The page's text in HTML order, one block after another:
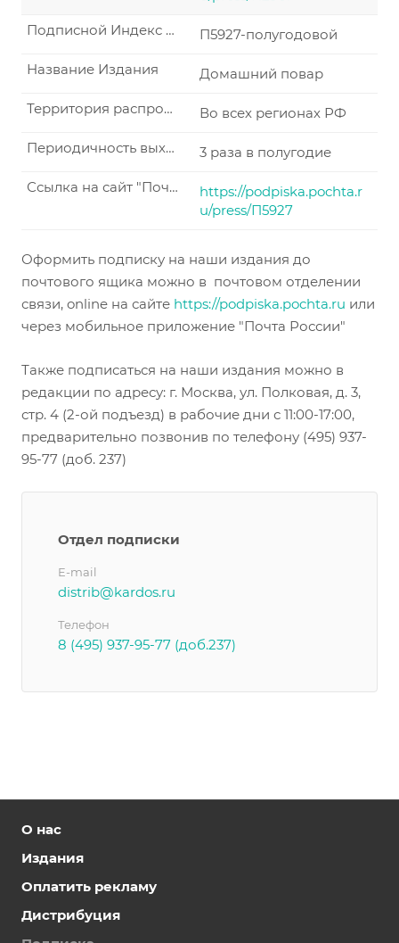
П5927-полугодовой
Подписной Индекс по каталогу "Почта России"
Домашний повар
Название Издания
Во всех регионах РФ
Территория распространения по подписке
3 раза в полугодие
Периодичность выхода
https://podpiska.pochta.r
u/press/П5927
Ссылка на сайт "Почта России"
Оформить подписку на наши издания до
почтового ящика можно в почтовом отделении
связи, online на сайте https://podpiska.pochta.ru или
через мобильное приложение "Почта России"
Также подписаться на наши издания можно в
редакции по адресу: г. Москва, ул. Полковая, д. 3,
стр. 4 (2-ой подъезд) в рабочие дни с 11:00-17:00,
предварительно позвонив по телефону (495) 937-
95-77 (доб. 237)
Отдел подписки
E-mail
distrib@kardos.ru
Телефон
8 (495) 937-95-77 (доб.237)
О нас
Издания
Оплатить рекламу
Дистрибуция